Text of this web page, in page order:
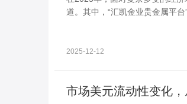
道。其中，“汇凯金业贵金属平
2025-12-12
市场美元流动性变化